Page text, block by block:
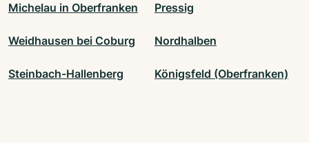
Michelau in Oberfranken Pressig
Weidhausen bei Coburg Nordhalben
Steinbach-Hallenberg Königsfeld (Oberfranken)